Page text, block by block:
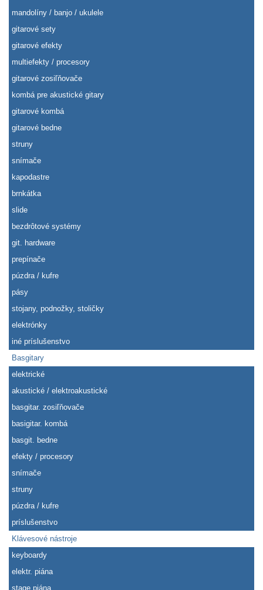
mandolíny / banjo / ukulele
gitarové sety
gitarové efekty
multiefekty / procesory
gitarové zosiľňovače
kombá pre akustické gitary
gitarové kombá
gitarové bedne
struny
snímače
kapodastre
brnkátka
slide
bezdrôtové systémy
git. hardware
prepínače
púzdra / kufre
pásy
stojany, podnožky, stoličky
elektrónky
iné príslušenstvo
Basgitary
elektrické
akustické / elektroakustické
basgitar. zosiľňovače
basigitar. kombá
basgit. bedne
efekty / procesory
snímače
struny
púzdra / kufre
príslušenstvo
Klávesové nástroje
keyboardy
elektr. piána
stage piána